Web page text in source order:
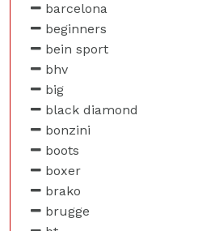
barcelona
beginners
bein sport
bhv
big
black diamond
bonzini
boots
boxer
brako
brugge